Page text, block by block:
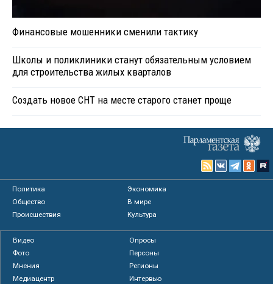
Финансовые мошенники сменили тактику
Школы и поликлиники станут обязательным условием
для строительства жилых кварталов
Создать новое СНТ на месте старого станет проще
Политика
Экономика
Общество
В мире
Происшествия
Культура
Видео
Опросы
Фото
Персоны
Мнения
Регионы
Медиацентр
Интервью